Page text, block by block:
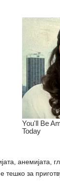
анемијата,
тешко за